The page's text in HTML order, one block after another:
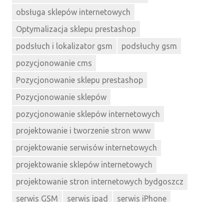
obsługa sklepów internetowych
Optymalizacja sklepu prestashop
podsłuch i lokalizator gsm
podsłuchy gsm
pozycjonowanie cms
Pozycjonowanie sklepu prestashop
Pozycjonowanie sklepów
pozycjonowanie sklepów internetowych
projektowanie i tworzenie stron www
projektowanie serwisów internetowych
projektowanie sklepów internetowych
projektowanie stron internetowych bydgoszcz
serwis GSM
serwis ipad serwis iPhone